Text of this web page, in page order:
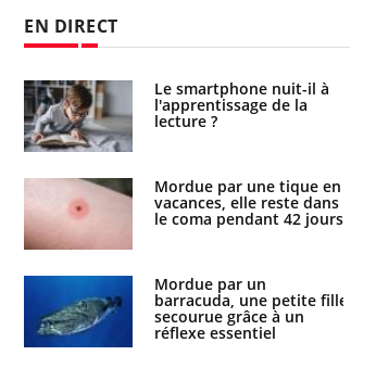
EN DIRECT
Le smartphone nuit-il à
l'apprentissage de la
lecture ?
Mordue par une tique en
vacances, elle reste dans
le coma pendant 42 jours
Mordue par un
barracuda, une petite fille
secourue grâce à un
réflexe essentiel